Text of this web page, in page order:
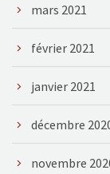
mars 2021
février 2021
janvier 2021
décembre
novembre